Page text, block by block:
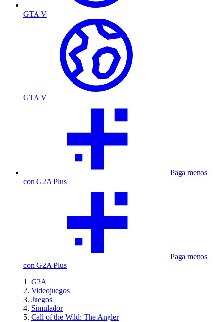
GTA V
GTA V
Paga menos
con G2A Plus
Paga menos
con G2A Plus
G2A
Videojuegos
Juegos
Simulador
Call of the Wild: The Angler